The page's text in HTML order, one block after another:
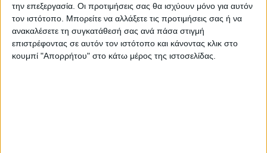
την επεξεργασία. Οι προτιμήσεις σας θα ισχύουν μόνο για αυτόν
τον ιστότοπο. Μπορείτε να αλλάξετε τις προτιμήσεις σας ή να
ανακαλέσετε τη συγκατάθεσή σας ανά πάσα στιγμή
επιστρέφοντας σε αυτόν τον ιστότοπο και κάνοντας κλικ στο
κουμπί "Απορρήτου" στο κάτω μέρος της ιστοσελίδας.